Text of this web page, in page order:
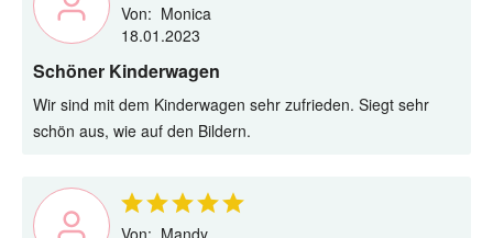
Von: Monica
18.01.2023
Schöner Kinderwagen
Wir sind mit dem Kinderwagen sehr zufrieden. Siegt sehr
schön aus, wie auf den Bildern.
Von: Mandy